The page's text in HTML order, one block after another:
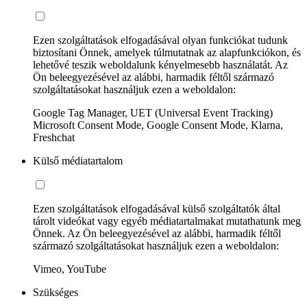
Ezen szolgáltatások elfogadásával olyan funkciókat tudunk
biztosítani Önnek, amelyek túlmutatnak az alapfunkciókon, és
lehetővé teszik weboldalunk kényelmesebb használatát. Az
Ön beleegyezésével az alábbi, harmadik féltől származó
szolgáltatásokat használjuk ezen a weboldalon:
Google Tag Manager, UET (Universal Event Tracking)
Microsoft Consent Mode, Google Consent Mode, Klarna,
Freshchat
Külső médiatartalom
Ezen szolgáltatások elfogadásával külső szolgáltatók által
tárolt videókat vagy egyéb médiatartalmakat mutathatunk meg
Önnek. Az Ön beleegyezésével az alábbi, harmadik féltől
származó szolgáltatásokat használjuk ezen a weboldalon:
Vimeo, YouTube
Szükséges